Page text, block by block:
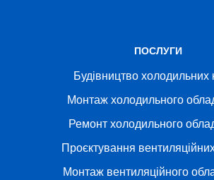
ПОСЛУГИ
Будівництво холодильних
Монтаж холодильного
Ремонт холодильного
Проєктування
Монтаж вентиляційного